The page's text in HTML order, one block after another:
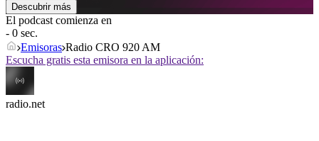
Descubrir más
El podcast comienza en
- 0 sec.
Emisoras Radio CRO 920 AM
Escucha gratis esta emisora en la aplicación:
radio.net